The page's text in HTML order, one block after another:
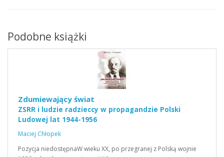
Podobne książki
Zdumiewający świat
ZSRR i ludzie radzieccy w propagandzie Polski
Ludowej lat 1944-1956
Maciej Chłopek
Pozycja niedostępnaW wieku XX, po przegranej z Polską wojnie